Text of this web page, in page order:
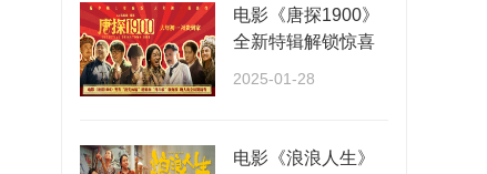
电影《唐探1900》
全新特辑解锁惊喜
2025-01-28
电影《浪浪人生》